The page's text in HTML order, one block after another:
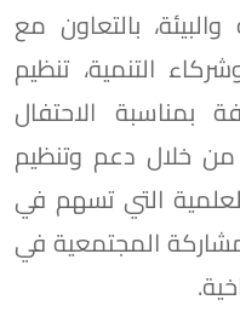
بالتعاون مع
التنمية، تنظيم
بمناسبة الاحتفال
العالمي للبيئة 2026، من خلال دعم وتنظيم
التي تسهم في
المجتمعية في